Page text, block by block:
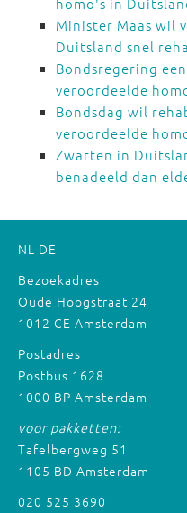
Minister Maas wil
Duitsland snel
Bondsregering
veroordeelde
Bondsdag wil
veroordeelde
Zwarten in
benadeeld dan
NL DE
Bezoekadres
Oude Hoogstraat 24
1012 CE Amsterdam
Postadres
Postbus 1628
1000 BP Amsterdam
voor pakketten:
Tafelbergweg 51
1105 BD Amsterdam
020 525 3690